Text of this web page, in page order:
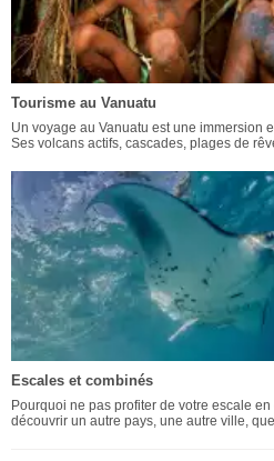
Tourisme au Vanuatu
Un voyage au Vanuatu est une immersion
Ses volcans actifs, cascades, plages de
Escales et combinés
Pourquoi ne pas profiter de votre escale
découvrir un autre pays, une autre ville,